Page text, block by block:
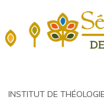
INSTITUT DE